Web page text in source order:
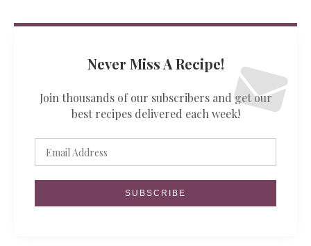
Never Miss A Recipe!
Join thousands of our subscribers and get our
best recipes delivered each week!